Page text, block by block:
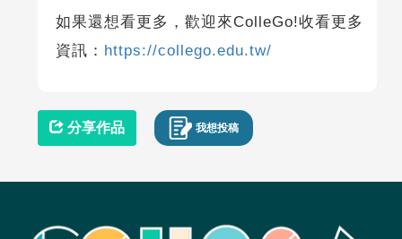
如果還想看更多，歡迎來ColleGo!收看更多
資訊： https://collego.edu.tw/
分享作品 我想投稿